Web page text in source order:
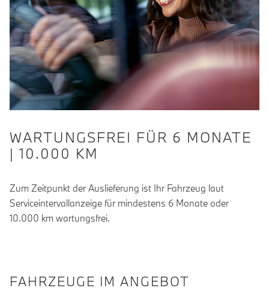
WARTUNGSFREI FÜR 6 MONATE
| 10.000 KM
Zum Zeitpunkt der Auslieferung ist Ihr Fahrzeug laut
Serviceintervallanzeige für mindestens 6 Monate oder
10.000 km wartungsfrei.
FAHRZEUGE IM ANGEBOT